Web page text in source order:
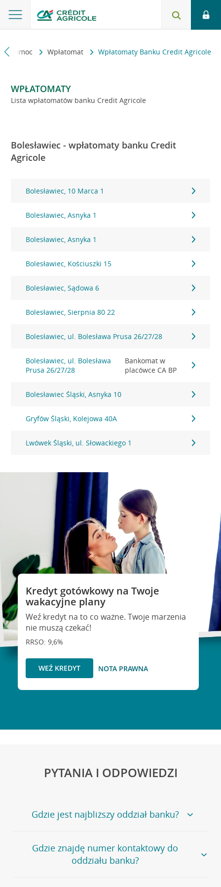
i pomoc Wpłatomat Wpłatomaty Banku Credit Agricole
WPŁATOMATY
Lista wpłatomatów banku Credit Agricole
Bolesławiec - wpłatomaty banku Credit
Agricole
Bolesławiec, 10 Marca 1
Bolesławiec, Asnyka 1
Bolesławiec, Asnyka 1
Bolesławiec, Kościuszki 15
Bolesławiec, Sądowa 6
Bolesławiec, Sierpnia 80 22
Bolesławiec, ul. Bolesława Prusa 26/27/28
Bolesławiec, ul. Bolesława
Prusa 26/27/28
Bankomat w
placówce CA BP
Bolesławiec Śląski, Asnyka 10
Gryfów Śląski, Kolejowa 40A
Lwówek Śląski, ul. Słowackiego 1
Kredyt gotówkowy na Twoje
wakacyjne plany
Weź kredyt na to co ważne. Twoje marzenia
nie muszą czekać!
RRSO: 9,6%
WEŹ KREDYT NOTA PRAWNA
PYTANIA I ODPOWIEDZI
Gdzie jest najbliższy oddział banku?
Jeśli szukasz oddziału naszego banku, zapraszamy na
stronęPlacówki i bankomaty, na której znajduje się
wygodna wyszukiwarka.
Gdzie znajdę numer kontaktowy do
oddziału banku?